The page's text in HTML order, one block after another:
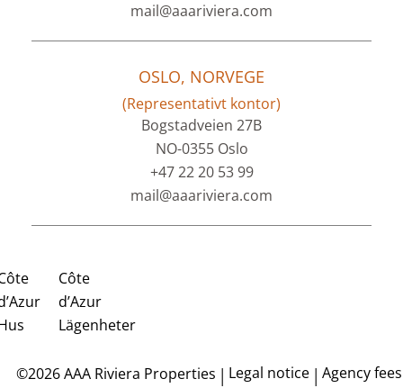
mail@aaariviera.com
OSLO, NORVEGE
(Representativt kontor)
Bogstadveien 27B
NO-0355 Oslo
+47 22 20 53 99
mail@aaariviera.com
Côte
d’Azur
Lägenheter
©2026 AAA Riviera Properties Legal notice Agency fees